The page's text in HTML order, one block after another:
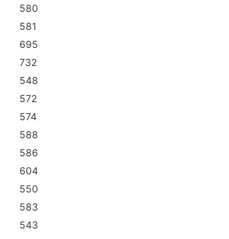
580
581
695
732
548
572
574
588
586
604
550
583
543